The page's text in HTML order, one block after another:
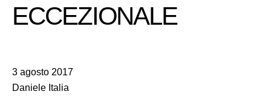
ECCEZIONALE
3 agosto 2017
Daniele Italia